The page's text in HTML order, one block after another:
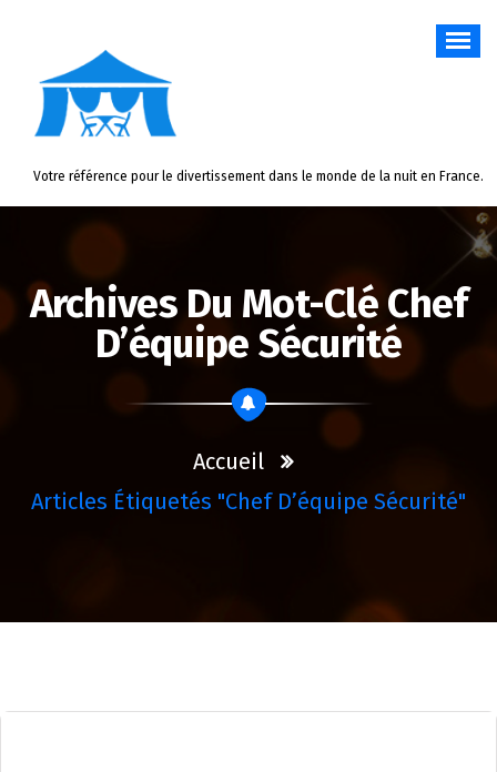
Votre référence pour le divertissement dans le monde de la nuit en France.
Archives Du Mot-Clé Chef
D’équipe Sécurité
Accueil
Articles Étiquetés "chef D’équipe Sécurité"